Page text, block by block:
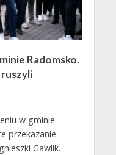
Radomsko.
w gminie
przekazanie
Gawlik.